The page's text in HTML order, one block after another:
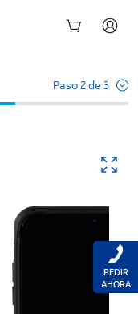
Paso 2 de 3
PEDIR
AHORA